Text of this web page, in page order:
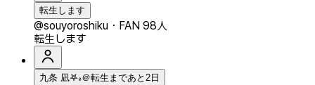
転生します
@souyoroshiku ・ FAN 98人
転生します
九条 凪𖤐𝓇＠転生まであと2日